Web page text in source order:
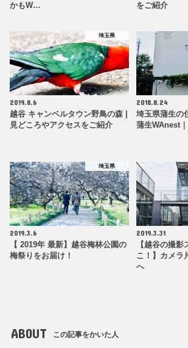
かもW…
をご紹介
埼玉県
2019.8.6
越谷 キャンベルタウン野鳥の森 |
見どころやアクセスをご紹介
2018.8.24
埼玉県蒲生の
蒲生WAnest
埼玉県
2019.3.6
【 2019年 最新】越谷梅林公園の
梅祭りをお届け！
2019.3.31
【越谷の撮影
こ！】カメラ
へ
ABOUT この記事をかいた人